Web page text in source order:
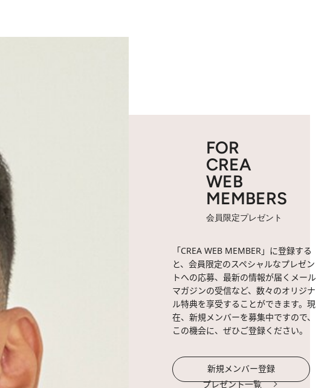
FOR
CREA
WEB
MEMBERS
会員限定プレゼント
「CREA WEB MEMBER」に登録する
と、会員限定のスペシャルなプレゼン
トへの応募、最新の情報が届くメール
マガジンの受信など、数々のオリジナ
ル特典を享受することができます。現
在、新規メンバーを募集中ですので、
この機会に、ぜひご登録ください。
新規メンバー登録
プレゼント一覧